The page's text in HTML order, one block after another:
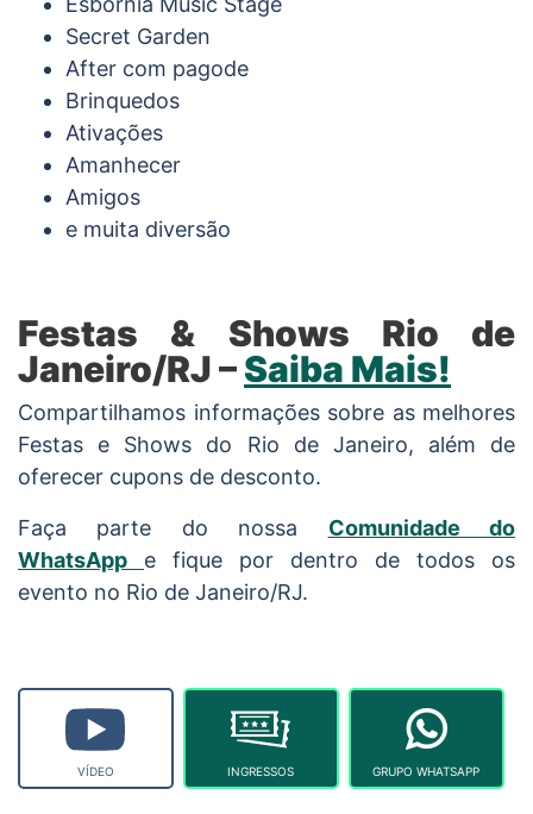
Secret Garden
After com pagode
Brinquedos
Ativações
Amanhecer
Amigos
e muita diversão
Festas & Shows Rio de
Janeiro/RJ –Saiba Mais!
Compartilhamos informações sobre as melhores
Festas e Shows do Rio de Janeiro, além de
oferecer cupons de desconto.
Faça parte do nossa Comunidade do
WhatsApp
e fique por dentro de todos os
evento no Rio de Janeiro/RJ.
VÍDEO INGRESSOS GRUPO WHATSAPP